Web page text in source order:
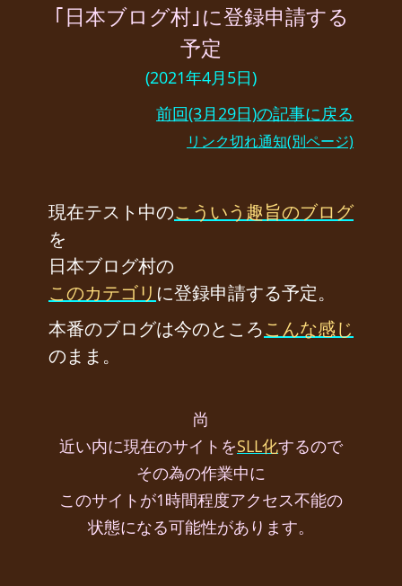
｢日本ブログ村｣に登録申請する
予定
(2021年4月5日)
前回(3月29日)の記事に戻る
リンク切れ通知(別ページ)
現在テスト中のこういう趣旨のブログ
を
日本ブログ村の
このカテゴリ に登録申請する予定。
本番のブログは今のところこんな感じ
のまま。
尚
近い内に現在のサイトをSLL化するので
その為の作業中に
このサイトが1時間程度アクセス不能の
状態になる可能性があります。